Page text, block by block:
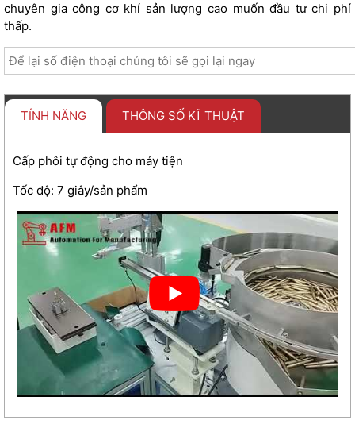
chuyên gia công cơ khí sản lượng cao muốn đầu tư chi phí
thấp.
TÍNH NĂNG THÔNG SỐ KĨ THUẬT
Cấp phôi tự động cho máy tiện
Tốc độ: 7 giây/sản phẩm